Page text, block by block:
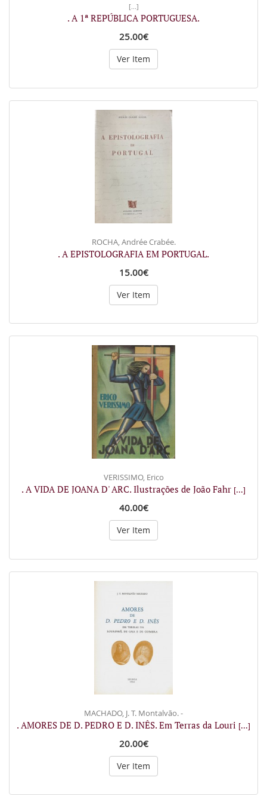
[...]
. A 1ª REPÚBLICA PORTUGUESA.
25.00€
Ver Item
ROCHA, Andrée Crabée.
. A EPISTOLOGRAFIA EM PORTUGAL.
15.00€
Ver Item
VERISSIMO, Erico
. A VIDA DE JOANA D' ARC. Ilustrações de João Fahr [...]
40.00€
Ver Item
MACHADO, J. T. Montalvão. -
. AMORES DE D. PEDRO E D. INÊS. Em Terras da Louri [...]
20.00€
Ver Item